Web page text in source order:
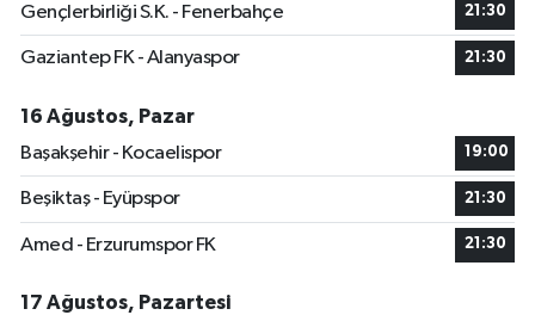
Gençlerbirliği S.K. - Fenerbahçe 21:30
Gaziantep FK - Alanyaspor 21:30
16 Ağustos, Pazar
Başakşehir - Kocaelispor
19:00
Beşiktaş - Eyüpspor 21:30
Amed - Erzurumspor FK 21:30
17 Ağustos, Pazartesi